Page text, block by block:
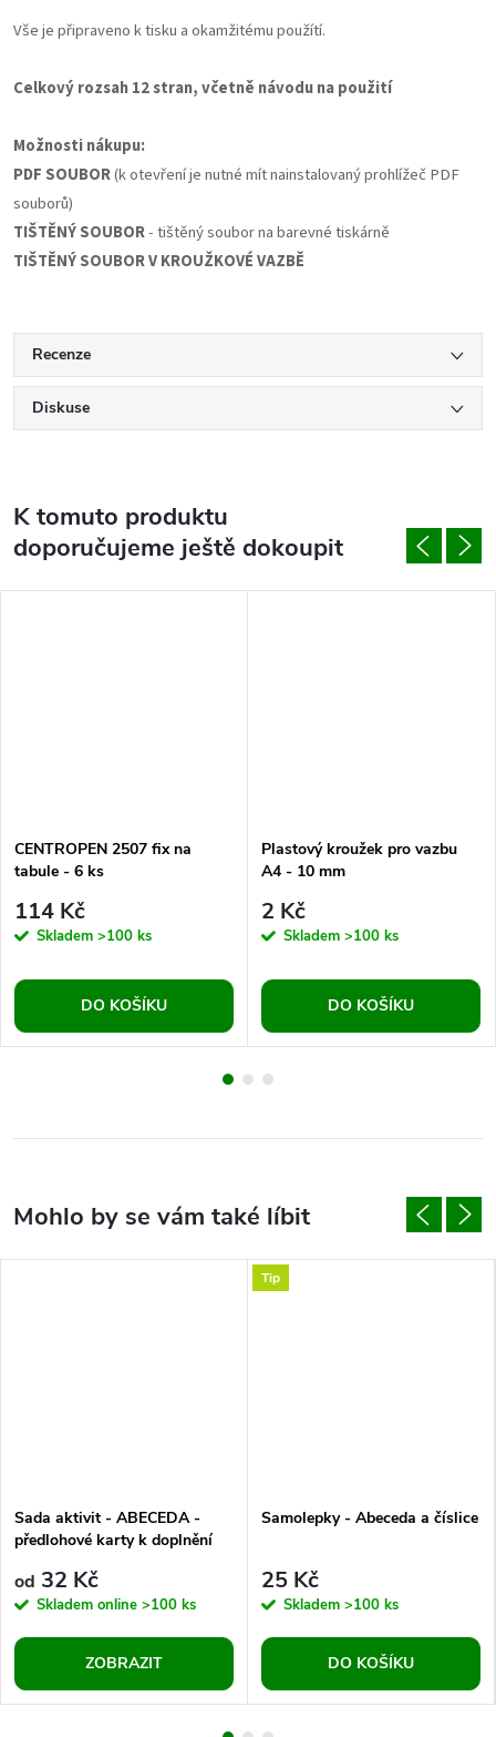
Vše je připraveno k tisku a okamžitému použítí.
Celkový rozsah 12 stran, včetně návodu na použití
Možnosti nákupu:
PDF SOUBOR(k otevření je nutné mít nainstalovaný prohlížeč PDF
souborů)
TIŠTĚNÝ SOUBOR- tištěný soubor na barevné tiskárně
TIŠTĚNÝ SOUBOR V KROUŽKOVÉ VAZBĚ
Recenze
Diskuse
K tomuto produktu
doporučujeme ještě dokoupit
CENTROPEN 2507 fix na
tabule - 6 ks
114 Kč
Skladem >100 ks
DO KOŠÍKU
Plastový kroužek pro vazbu
A4 - 10 mm
2 Kč
Skladem >100 ks
DO KOŠÍKU
Sada aktivit - ABECEDA -
předlohové karty k doplnění
od 32 Kč
Skladem online >100 ks
ZOBRAZIT
Tip
Samolepky - Abeceda a číslice
25 Kč
Skladem >100 ks
DO KOŠÍKU